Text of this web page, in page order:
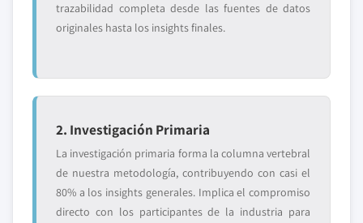
trazabilidad completa desde las fuentes de datos
originales hasta los insights finales.
2. Investigación Primaria
La investigación primaria forma la columna vertebral
de nuestra metodología, contribuyendo con casi el
80% a los insights generales. Implica el compromiso
directo con los participantes de la industria para